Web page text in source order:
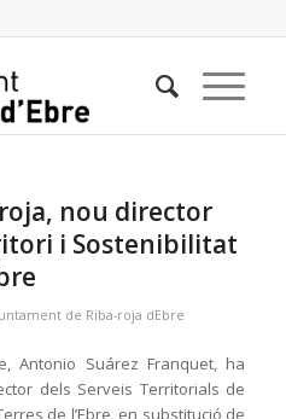
roja, nou director
i Sostenibilitat
de Riba-roja dEbre
Antonio Suárez Franquet, ha
dels Serveis Territorials de
de l’Ebre, en substitució de